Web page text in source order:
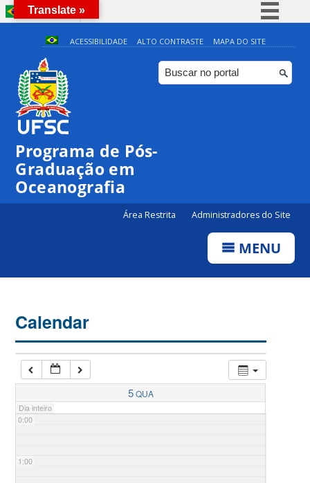
BRASIL
Simplifique!
Comunica BR
Participe
ACESSIBILIDADE ALTO CONTRASTE MAPA DO SITE
Programa de Pós-
Graduação em
Oceanografia
Área Restrita Administradores do Site
MENU
Calendar
5QUA
Dia inteiro
0:00
1:00
Translate »